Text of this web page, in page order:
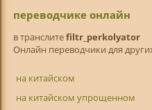
переводчике онлайн
в транслитefiltr_perkolyator
Онлайн переводчики для
на китайском
на китайском упрощенном